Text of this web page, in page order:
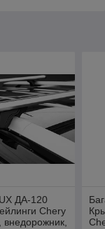
ДА-120
Chery
внедорожник,